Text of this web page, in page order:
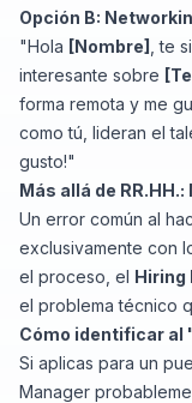
Opción B:
"Hola [Nombre] , te
interesante sobre
forma remota y me
como tú, lideran el
gusto!"
Más allá de
Un error común al
exclusivamente con
el proceso, el Hiring
el problema técnico
Cómo identificar al
Si aplicas para un
Manager